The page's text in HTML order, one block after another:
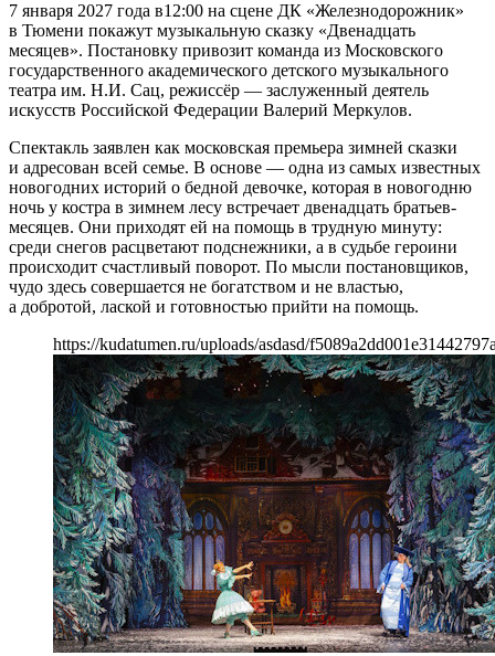
7 января 2027 года в12:00 на сцене ДК «Железнодорожник»
в Тюмени покажут музыкальную сказку «Двенадцать
месяцев». Постановку привозит команда из Московского
государственного академического детского музыкального
театра им. Н.И. Сац, режиссёр — заслуженный деятель
искусств Российской Федерации Валерий Меркулов.
Спектакль заявлен как московская премьера зимней сказки
и адресован всей семье. В основе — одна из самых известных
новогодних историй о бедной девочке, которая в новогодню
ночь у костра в зимнем лесу встречает двенадцать братьев-
месяцев. Они приходят ей на помощь в трудную минуту:
среди снегов расцветают подснежники, а в судьбе героини
происходит счастливый поворот. По мысли постановщиков,
чудо здесь совершается не богатством и не властью,
а добротой, лаской и готовностью прийти на помощь.
https://kudatumen.ru/uploads/asdasd/